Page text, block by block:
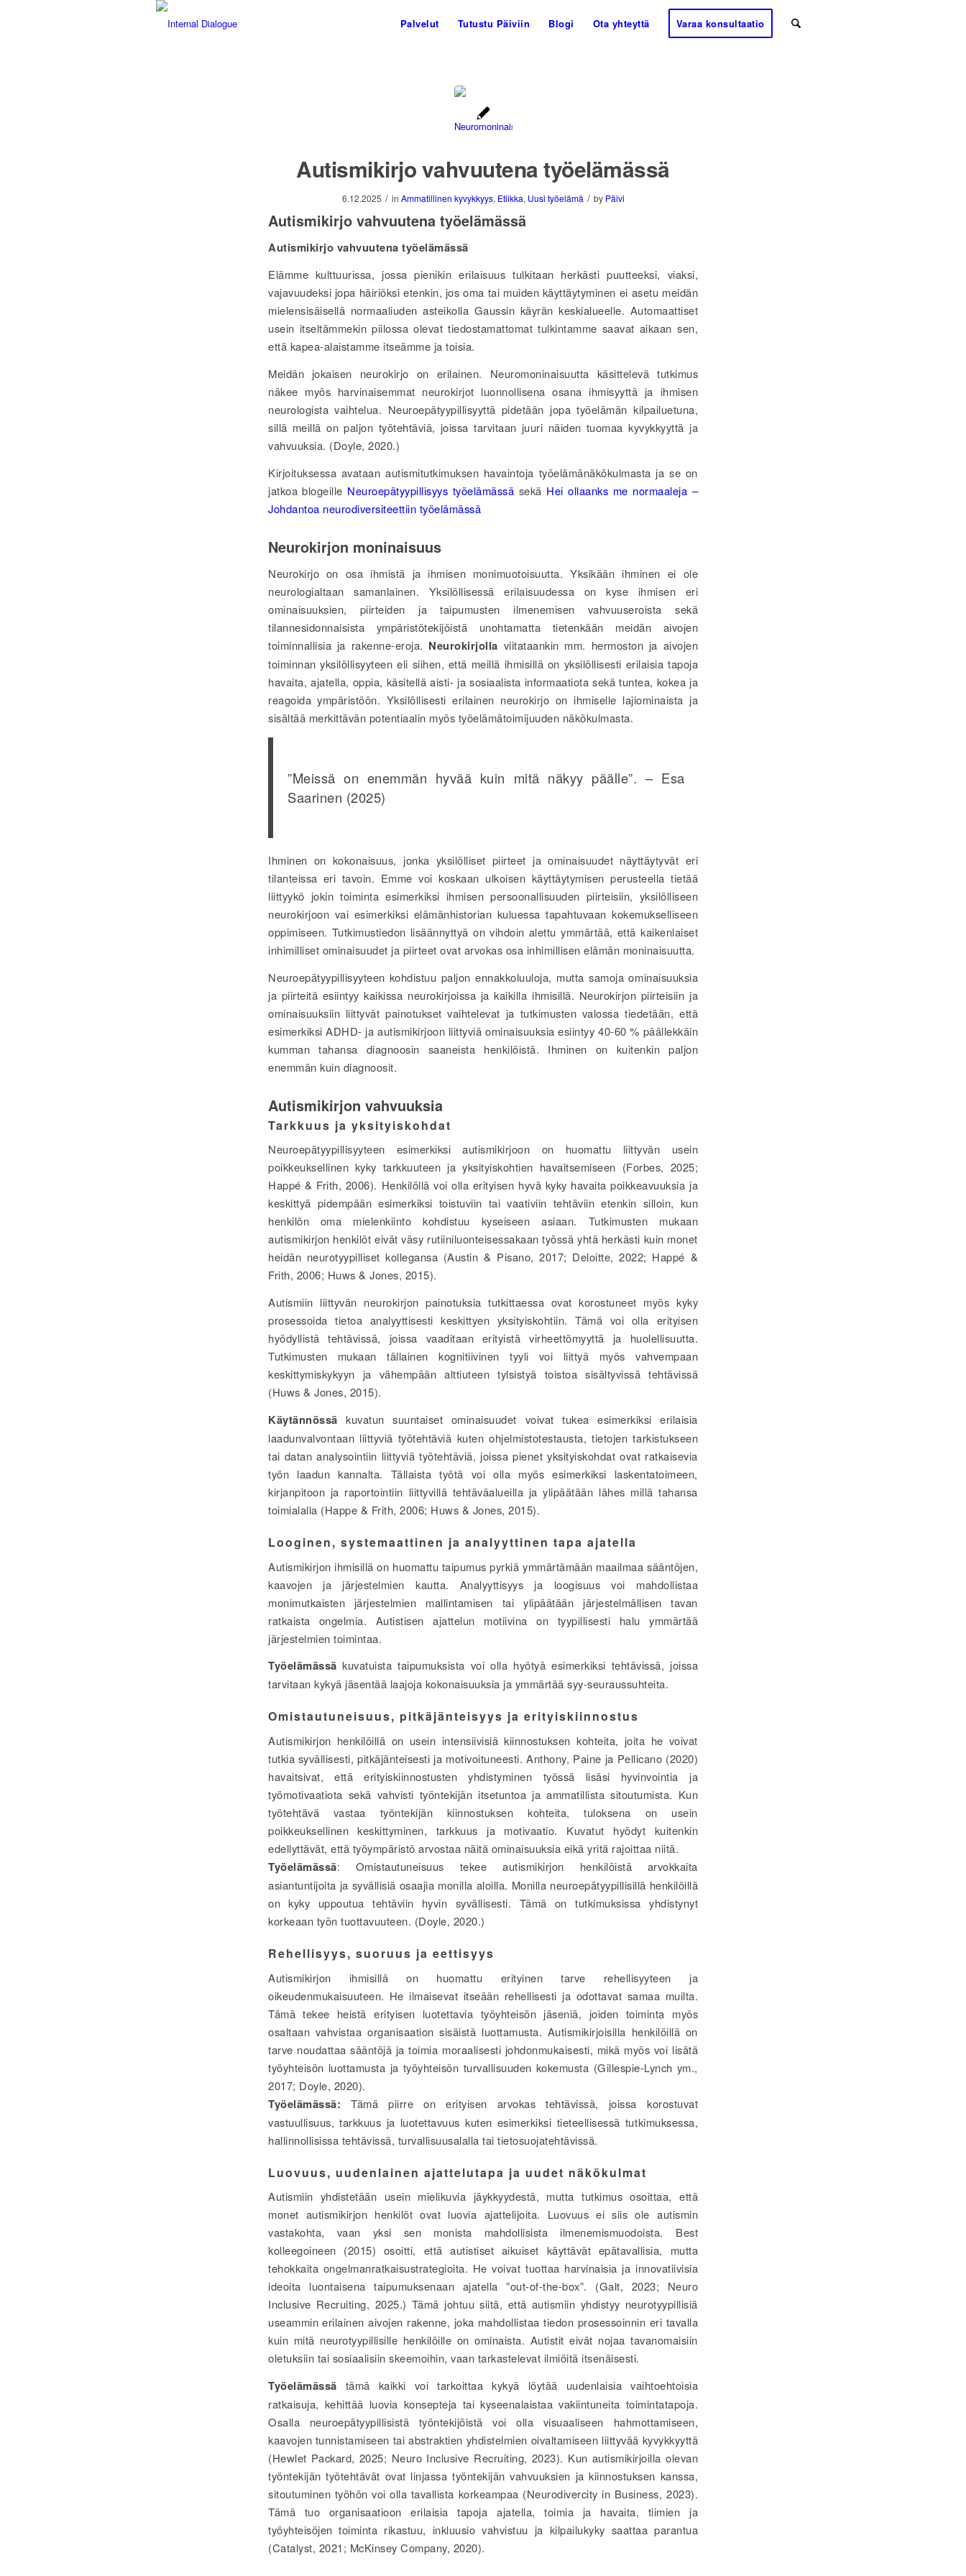
Palvelut Tutustu Päiviin Blogi Ota yhteyttä Varaa konsultaatio
Autismikirjo vahvuutena työelämässä
6.12.2025 / in Ammatillinen kyvykkyys, Etiikka, Uusi työelämä / by Päivi
Autismikirjo vahvuutena työelämässä
Autismikirjo vahvuutena työelämässä
Elämme kulttuurissa, jossa pienikin erilaisuus tulkitaan herkästi puutteeksi, viaksi,
vajavuudeksi jopa häiriöksi etenkin, jos oma tai muiden käyttäytyminen ei asetu meidän
mielensisäisellä normaaliuden asteikolla Gaussin käyrän keskialueelle. Automaattiset
usein itseltämmekin piilossa olevat tiedostamattomat tulkintamme saavat aikaan sen,
että kapea-alaistamme itseämme ja toisia.
Meidän jokaisen neurokirjo on erilainen. Neuromoninaisuutta käsittelevä tutkimus
näkee myös harvinaisemmat neurokirjot luonnollisena osana ihmisyyttä ja ihmisen
neurologista vaihtelua. Neuroepätyypillisyyttä pidetään jopa työelämän kilpailuetuna,
sillä meillä on paljon työtehtäviä, joissa tarvitaan juuri näiden tuomaa kyvykkyyttä ja
vahvuuksia. (Doyle, 2020.)
Kirjoituksessa avataan autismitutkimuksen havaintoja työelämänäkökulmasta ja se on
jatkoa blogeille Neuroepätyypillisyys työelämässä sekä Hei ollaanks me normaaleja –
Johdantoa neurodiversiteettiin työelämässä
Neurokirjon moninaisuus
Neurokirjo on osa ihmistä ja ihmisen monimuotoisuutta. Yksikään ihminen ei ole
neurologialtaan samanlainen. Yksilöllisessä erilaisuudessa on kyse ihmisen eri
ominaisuuksien, piirteiden ja taipumusten ilmenemisen vahvuuseroista sekä
tilannesidonnaisista ympäristötekijöistä unohtamatta tietenkään meidän aivojen
toiminnallisia ja rakenne-eroja. Neurokirjolla viitataankin mm. hermoston ja aivojen
toiminnan yksilöllisyyteen eli siihen, että meillä ihmisillä on yksilöllisesti erilaisia tapoja
havaita, ajatella, oppia, käsitellä aisti- ja sosiaalista informaatiota sekä tuntea, kokea ja
reagoida ympäristöön. Yksilöllisesti erilainen neurokirjo on ihmiselle lajiominaista ja
sisältää merkittävän potentiaalin myös työelämätoimijuuden näkökulmasta.
”Meissä on enemmän hyvää kuin mitä näkyy päälle”. – Esa
Saarinen (2025)
Ihminen on kokonaisuus, jonka yksilölliset piirteet ja ominaisuudet näyttäytyvät eri
tilanteissa eri tavoin. Emme voi koskaan ulkoisen käyttäytymisen perusteella tietää
liittyykö jokin toiminta esimerkiksi ihmisen persoonallisuuden piirteisiin, yksilölliseen
neurokirjoon vai esimerkiksi elämänhistorian kuluessa tapahtuvaan kokemukselliseen
oppimiseen. Tutkimustiedon lisäännyttyä on vihdoin alettu ymmärtää, että kaikenlaiset
inhimilliset ominaisuudet ja piirteet ovat arvokas osa inhimillisen elämän moninaisuutta.
Neuroepätyypillisyyteen kohdistuu paljon ennakkoluuloja, mutta samoja ominaisuuksia
ja piirteitä esiintyy kaikissa neurokirjoissa ja kaikilla ihmisillä. Neurokirjon piirteisiin ja
ominaisuuksiin liittyvät painotukset vaihtelevat ja tutkimusten valossa tiedetään, että
esimerkiksi ADHD- ja autismikirjoon liittyviä ominaisuuksia esiintyy 40-60 % päällekkäin
kumman tahansa diagnoosin saaneista henkilöistä. Ihminen on kuitenkin paljon
enemmän kuin diagnoosit.
Autismikirjon vahvuuksia
Tarkkuus ja yksityiskohdat
Neuroepätyypillisyyteen esimerkiksi autismikirjoon on huomattu liittyvän usein
poikkeuksellinen kyky tarkkuuteen ja yksityiskohtien havaitsemiseen (Forbes, 2025;
Happé & Frith, 2006). Henkilöllä voi olla erityisen hyvä kyky havaita poikkeavuuksia ja
keskittyä pidempään esimerkiksi toistuviin tai vaativiin tehtäviin etenkin silloin, kun
henkilön oma mielenkiinto kohdistuu kyseiseen asiaan. Tutkimusten mukaan
autismikirjon henkilöt eivät väsy rutiiniluonteisessakaan työssä yhtä herkästi kuin monet
heidän neurotyypilliset kollegansa (Austin & Pisano, 2017; Deloitte, 2022; Happé &
Frith, 2006; Huws & Jones, 2015).
Autismiin liittyvän neurokirjon painotuksia tutkittaessa ovat korostuneet myös kyky
prosessoida tietoa analyyttisesti keskittyen yksityiskohtiin. Tämä voi olla erityisen
hyödyllistä tehtävissä, joissa vaaditaan erityistä virheettömyyttä ja huolellisuutta.
Tutkimusten mukaan tällainen kognitiivinen tyyli voi liittyä myös vahvempaan
keskittymiskykyyn ja vähempään alttiuteen tylsistyä toistoa sisältyvissä tehtävissä
(Huws & Jones, 2015).
Käytännössä kuvatun suuntaiset ominaisuudet voivat tukea esimerkiksi erilaisia
laadunvalvontaan liittyviä työtehtäviä kuten ohjelmistotestausta, tietojen tarkistukseen
tai datan analysointiin liittyviä työtehtäviä, joissa pienet yksityiskohdat ovat ratkaisevia
työn laadun kannalta. Tällaista työtä voi olla myös esimerkiksi laskentatoimeen,
kirjanpitoon ja raportointiin liittyvillä tehtäväalueilla ja ylipäätään lähes millä tahansa
toimialalla (Happe & Frith, 2006; Huws & Jones, 2015).
Looginen, systemaattinen ja analyyttinen tapa ajatella
Autismikirjon ihmisillä on huomattu taipumus pyrkiä ymmärtämään maailmaa sääntöjen,
kaavojen ja järjestelmien kautta. Analyyttisyys ja loogisuus voi mahdollistaa
monimutkaisten järjestelmien mallintamisen tai ylipäätään järjestelmällisen tavan
ratkaista ongelmia. Autistisen ajattelun motiivina on tyypillisesti halu ymmärtää
järjestelmien toimintaa.
Työelämässä kuvatuista taipumuksista voi olla hyötyä esimerkiksi tehtävissä, joissa
tarvitaan kykyä jäsentää laajoja kokonaisuuksia ja ymmärtää syy-seuraussuhteita.
Omistautuneisuus, pitkäjänteisyys ja erityiskiinnostus
Autismikirjon henkilöillä on usein intensiivisiä kiinnostuksen kohteita, joita he voivat
tutkia syvällisesti, pitkäjänteisesti ja motivoituneesti. Anthony, Paine ja Pellicano (2020)
havaitsivat, että erityiskiinnostusten yhdistyminen työssä lisäsi hyvinvointia ja
työmotivaatiota sekä vahvisti työntekijän itsetuntoa ja ammatillista sitoutumista. Kun
työtehtävä vastaa työntekijän kiinnostuksen kohteita, tuloksena on usein
poikkeuksellinen keskittyminen, tarkkuus ja motivaatio. Kuvatut hyödyt kuitenkin
edellyttävät, että työympäristö arvostaa näitä ominaisuuksia eikä yritä rajoittaa niitä.
Työelämässä: Omistautuneisuus tekee autismikirjon henkilöistä arvokkaita
asiantuntijoita ja syvällisiä osaajia monilla aloilla. Monilla neuroepätyypillisillä henkilöillä
on kyky uppoutua tehtäviin hyvin syvällisesti. Tämä on tutkimuksissa yhdistynyt
korkeaan työn tuottavuuteen. (Doyle, 2020.)
Rehellisyys, suoruus ja eettisyys
Autismikirjon ihmisillä on huomattu erityinen tarve rehellisyyteen ja
oikeudenmukaisuuteen. He ilmaisevat itseään rehellisesti ja odottavat samaa muilta.
Tämä tekee heistä erityisen luotettavia työyhteisön jäseniä, joiden toiminta myös
osaltaan vahvistaa organisaation sisäistä luottamusta. Autismikirjoisilla henkilöillä on
tarve noudattaa sääntöjä ja toimia moraalisesti johdonmukaisesti, mikä myös voi lisätä
työyhteisön luottamusta ja työyhteisön turvallisuuden kokemusta (Gillespie-Lynch ym.,
2017; Doyle, 2020).
Työelämässä:Tämä piirre on erityisen arvokas tehtävissä, joissa korostuvat
vastuullisuus, tarkkuus ja luotettavuus kuten esimerkiksi tieteellisessä tutkimuksessa,
hallinnollisissa tehtävissä, turvallisuusalalla tai tietosuojatehtävissä.
Luovuus, uudenlainen ajattelutapa ja uudet näkökulmat
Autismiin yhdistetään usein mielikuvia jäykkyydestä, mutta tutkimus osoittaa, että
monet autismikirjon henkilöt ovat luovia ajattelijoita. Luovuus ei siis ole autismin
vastakohta, vaan yksi sen monista mahdollisista ilmenemismuodoista. Best
kolleegoineen (2015) osoitti, että autistiset aikuiset käyttävät epätavallisia, mutta
tehokkaita ongelmanratkaisustrategioita. He voivat tuottaa harvinaisia ja innovatiivisia
ideoita luontaisena taipumuksenaan ajatella ”out-of-the-box”. (Galt, 2023; Neuro
Inclusive Recruiting, 2025.) Tämä johtuu siitä, että autismiin yhdistyy neurotyypillisiä
useammin erilainen aivojen rakenne, joka mahdollistaa tiedon prosessoinnin eri tavalla
kuin mitä neurotyypillisille henkilöille on ominaista. Autistit eivät nojaa tavanomaisiin
oletuksiin tai sosiaalisiin skeemoihin, vaan tarkastelevat ilmiöitä itsenäisesti.
Työelämässä tämä kaikki voi tarkoittaa kykyä löytää uudenlaisia vaihtoehtoisia
ratkaisuja, kehittää luovia konsepteja tai kyseenalaistaa vakiintuneita toimintatapoja.
Osalla neuroepätyypillisistä työntekijöistä voi olla visuaaliseen hahmottamiseen,
kaavojen tunnistamiseen tai abstraktien yhdistelmien oivaltamiseen liittyvää kyvykkyyttä
(Hewlet Packard, 2025; Neuro Inclusive Recruiting, 2023). Kun autismikirjoilla olevan
työntekijän työtehtävät ovat linjassa työntekijän vahvuuksien ja kiinnostuksen kanssa,
sitoutuminen työhön voi olla tavallista korkeampaa (Neurodivercity in Business, 2023).
Tämä tuo organisaatioon erilaisia tapoja ajatella, toimia ja havaita, tiimien ja
työyhteisöjen toiminta rikastuu, inkluusio vahvistuu ja kilpailukyky saattaa parantua
(Catalyst, 2021; McKinsey Company, 2020).